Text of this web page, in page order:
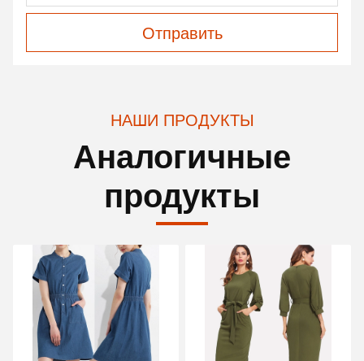
Отправить
НАШИ ПРОДУКТЫ
Аналогичные
продукты